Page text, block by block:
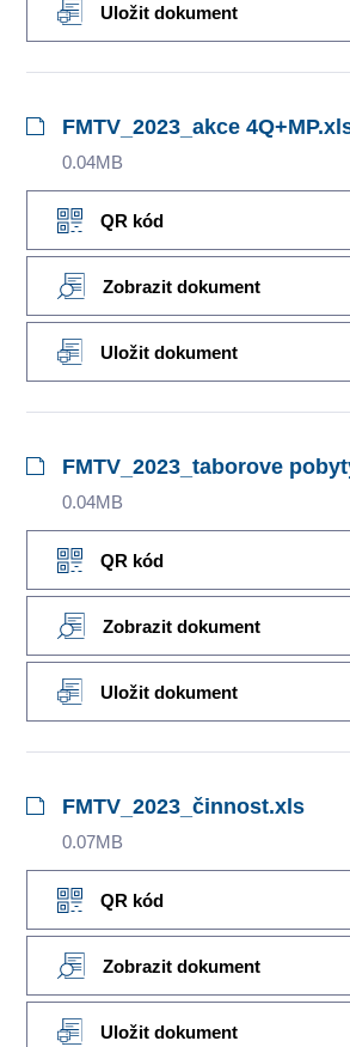
Uložit dokument
FMTV_2023_akce
0.04MB
QR kód
Zobrazit dokument
Uložit dokument
FMTV_2023_taborove
0.04MB
QR kód
Zobrazit dokument
Uložit dokument
FMTV_2023_činnost.xls
0.07MB
QR kód
Zobrazit dokument
Uložit dokument